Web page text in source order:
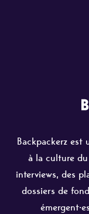
Backpackerz
à la culture
interviews, des
dossiers de